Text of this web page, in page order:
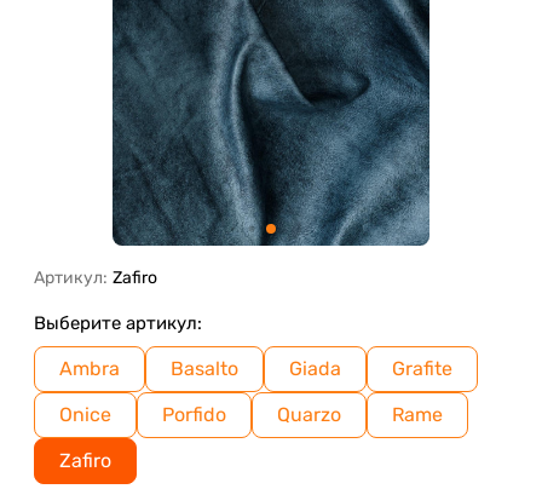
Артикул: Zafiro
Выберите артикул:
Ambra Basalto Giada
Grafite
Onice
Porfido Quarzo
Rame
Zafiro